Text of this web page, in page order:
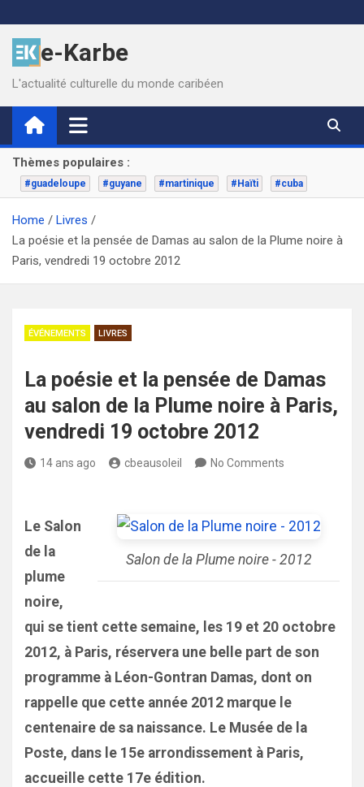
to
contente-Karbe
L'actualité culturelle du monde caribéen
Thèmes populaires :
#guadeloupe #guyane #martinique #Haïti #cuba
Home
Livres
La poésie et la pensée de Damas au salon de la Plume noire à
Paris, vendredi 19 octobre 2012
ÉVÉNEMENTS LIVRES
La poésie et la pensée de Damas
au salon de la Plume noire à Paris,
vendredi 19 octobre 2012
14 ans ago cbeausoleil No Comments
Salon de la Plume noire - 2012
Le Salon
de la
plume
noire,
qui se tient cette semaine, les 19 et 20 octobre
2012, à Paris, réservera une belle part de son
programme à Léon-Gontran Damas, dont on
rappelle que cette année 2012 marque le
centenaire de sa naissance. Le Musée de la
Poste, dans le 15e arrondissement à Paris,
accueille cette 17e édition.